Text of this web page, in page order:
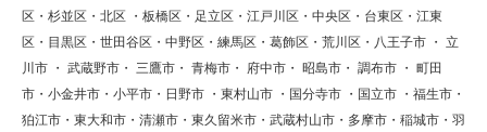
区・杉並区・北区 ・板橋区・足立区・江戸川区・中央区・台東区・江東
区・目黒区・世田谷区・中野区・練馬区・葛飾区・荒川区・八王子市 ・ 立
川市 ・ 武蔵野市・ 三鷹市・ 青梅市・ 府中市・ 昭島市・ 調布市 ・ 町田
市・小金井市・小平市・日野市 ・東村山市 ・国分寺市 ・国立市 ・福生市・
狛江市・東大和市・清瀬市・東久留米市・武蔵村山市・多摩市・稲城市・羽